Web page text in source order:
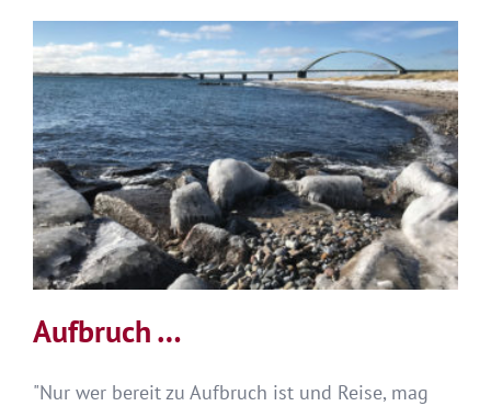
Aufbruch …
"Nur wer bereit zu Aufbruch ist und Reise, mag